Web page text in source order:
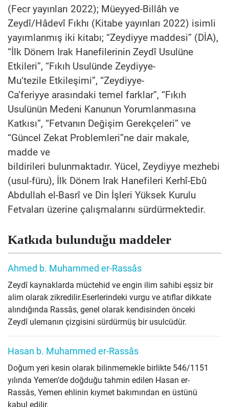
(Fecr yayınları 2022); Müeyyed-Billâh ve
Zeydî/Hâdevî Fıkhı (Kitabe yayınları 2022) isimli
yayımlanmış iki kitabı; ‘‘Zeydiyye maddesi’’ (DİA),
‘‘İlk Dönem Irak Hanefilerinin Zeydî Usulüne
Etkileri’’, ‘‘Fıkıh Usulünde Zeydiyye-
Mu‘tezile Etkileşimi’’, ‘‘Zeydiyye-
Ca‘feriyye arasındaki temel farklar’’, ‘‘Fıkıh
Usulünün Medeni Kanunun Yorumlanmasına
Katkısı’’, ‘‘Fetvanın Değişim Gerekçeleri’’ ve
‘‘Güncel Zekat Problemleri’’ne dair makale,
madde ve
bildirileri bulunmaktadır. Yücel , Zeydiyye mezhebi
(usul-füru),
İlk Dönem Irak Hanefileri Kerhî-Ebû
Abdullah el-Basrî ve Din İşleri Yüksek Kurulu
Fetvaları üzerine çalışmalarını sürdürmektedir.
Katkıda bulunduğu maddeler
Ahmed b. Muhammed er-Rassâs
Zeydî kaynaklarda müctehid ve engin ilim sahibi eşsiz bir
alim olarak zikredilir.Eserlerindeki vurgu ve atıflar dikkate
alındığında Rassâs, genel olarak kendisinden önceki
Zeydî ulemanın çizgisini sürdürmüş bir usulcüdür.
Hasan b. Muhammed er-Rassâs
Doğum yeri kesin olarak bilinmemekle birlikte 546/1151
yılında Yemen’de doğduğu tahmin edilen Hasan er-
Rassâs, Yemen ehlinin kıymet bakımından en üstünü
kabul edilir.